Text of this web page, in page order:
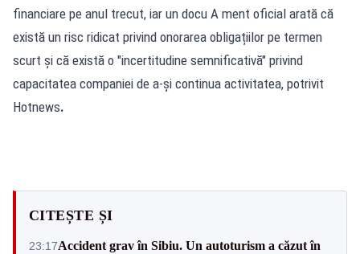
financiare pe anul trecut, iar un docu A ment oficial arată că
există un risc ridicat privind onorarea obligațiilor pe termen
scurt și că există o "incertitudine semnificativă" privind
capacitatea companiei de a-și continua activitatea, potrivit
Hotnews.
CITEȘTE ȘI
23:17Accident grav în Sibiu. Un autoturism a căzut în